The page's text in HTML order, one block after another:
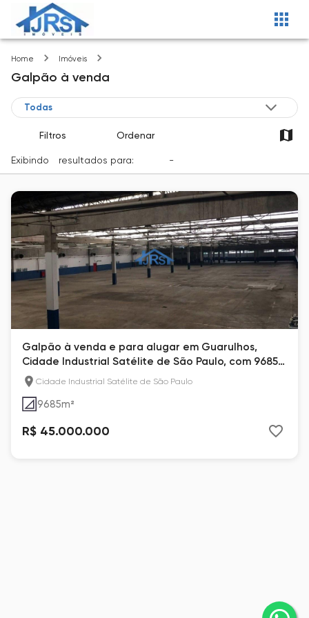
Home Imóveis
Galpão à venda
Filtros Ordenar
Exibindo resultados para: -
Galpão à venda e para alugar em Guarulhos,
Cidade Industrial Satélite de São Paulo, com 9685
m² Cidade Industrial Satélite de São Paulo
9685m²
R$ 45.000.000